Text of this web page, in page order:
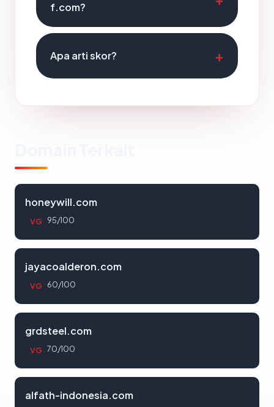
f.com?
Apa arti skor?
honeywill.com
VG 95/100
jayacoalderon.com
VG 60/100
grdsteel.com
VG 70/100
alfath-indonesia.com